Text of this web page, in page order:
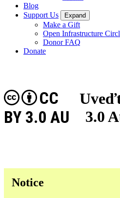
Blog
Support Us
Expand
Make a Gift
Open Infrastructure
Donor FAQ
Donate
3.0
CC
BY 3.0 AU
Notice